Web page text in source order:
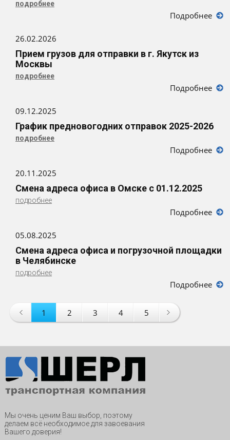
подробнее
Подробнее
26.02.2026
Прием грузов для отправки в г. Якутск из
Москвы
подробнее
Подробнее
09.12.2025
График предновогодних отправок 2025-2026
подробнее
Подробнее
20.11.2025
Смена адреса офиса в Омске с 01.12.2025
подробнее
Подробнее
05.08.2025
Смена адреса офиса и погрузочной площадки
в Челябинске
подробнее
Подробнее
1 2 3 4 5
Мы очень ценим Ваш выбор, поэтому
делаем всё необходимое для завоевания
Вашего доверия!